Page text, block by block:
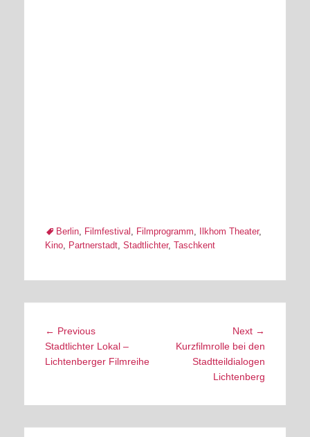
TagsBerlin, Filmfestival , Filmprogramm, Ilkhom Theater,
Kino, Partnerstadt, Stadtlichter, Taschkent
Post
navigation
← PreviousPrevious
post:
Stadtlichter Lokal –
Lichtenberger Filmreihe
Next →
Kurzfilmrolle bei den
Stadtteildialogen
Lichtenberg